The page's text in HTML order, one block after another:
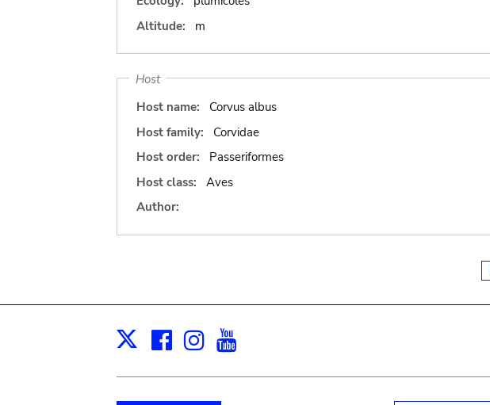
Altitude:
m
Host
Host name:
Corvus albus
Host family:
Corvidae
Host order:
Passeriformes
Host class:
Aves
Author:
X Facebook
Instagram